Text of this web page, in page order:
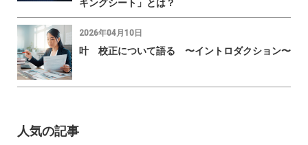
キングシート」とは？
2026年04月10日
叶 校正について語る 〜イントロダクション〜
人気の記事